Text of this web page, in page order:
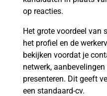
op reacties.
Het grote voordeel van
het profiel en de
bekijken voordat je
netwerk,
presenteren. Dit geeft
een standaard-cv.